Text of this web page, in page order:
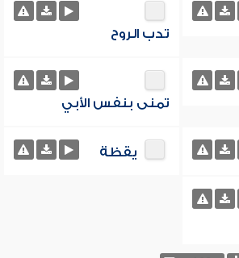
تدب الروح
تمنى بنفس الأبي
يقظة